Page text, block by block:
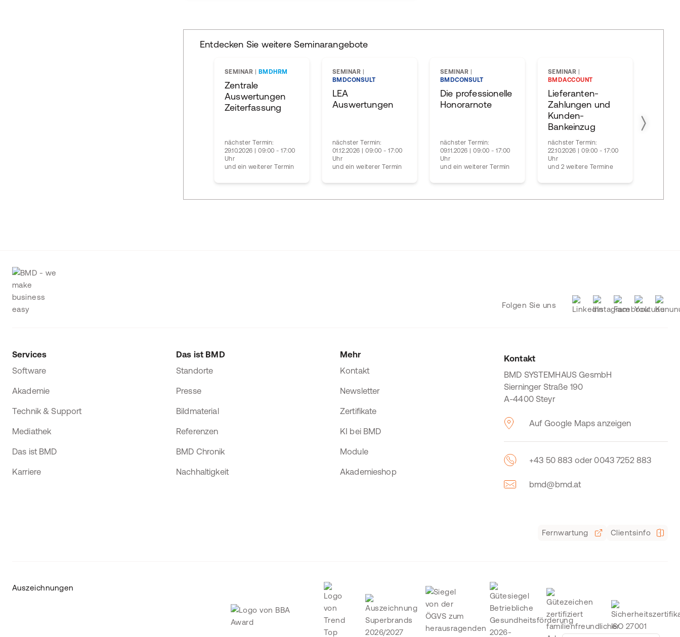
Entdecken Sie weitere Seminarangebote
SEMINAR BMDHRM
Zentrale
Auswertungen
Zeiterfassung
nächster Termin:
29.10.2026 | 09:00 - 17:00
Uhr
und ein weiterer Termin
SEMINAR
BMDCONSULT
LEA
Auswertungen
nächster Termin:
01.12.2026 | 09:00 - 17:00
Uhr
und ein weiterer Termin
SEMINAR
BMDCONSULT
Die professionelle
Honorarnote
nächster Termin:
09.11.2026 | 09:00 - 17:00
Uhr
und ein weiterer Termin
SEMINAR
BMDACCOUNT
Lieferanten-
Zahlungen und
Kunden-
Bankeinzug
nächster Termin:
22.10.2026 | 09:00 - 17:00
Uhr
und 2 weitere Termine
Folgen Sie uns
Services
Software
Akademie
Technik & Support
Mediathek
Das ist BMD
Karriere
Das ist BMD
Standorte
Presse
Bildmaterial
Referenzen
BMD Chronik
Nachhaltigkeit
Mehr
Kontakt
Newsletter
Zertifikate
KI bei BMD
Module
Akademieshop
Kontakt
BMD SYSTEMHAUS GesmbH
Sierninger Straße 190
A-4400 Steyr
Auf Google Maps anzeigen
+43 50 883 oder 0043 7252 883
bmd@bmd.at
Fernwartung Clientsinfo
Auszeichnungen